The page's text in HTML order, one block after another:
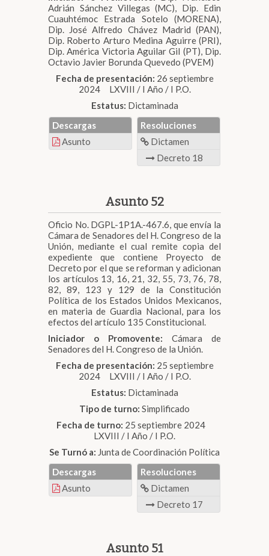
Adrián Sánchez Villegas (MC), Dip. Edin
Cuauhtémoc Estrada Sotelo (MORENA),
Dip. José Alfredo Chávez Madrid (PAN),
Dip. Roberto Arturo Medina Aguirre (PRI),
Dip. América Victoria Aguilar Gil (PT), Dip.
Octavio Javier Borunda Quevedo (PVEM)
Fecha de presentación: 26 septiembre
2024 LXVIII / I Año / I P.O.
Estatus: Dictaminada
Descargas
Asunto
Resoluciones
Dictamen
Decreto 18
Asunto 52
Oficio No. DGPL-1P1A.-467.6, que envía la
Cámara de Senadores del H. Congreso de la
Unión, mediante el cual remite copia del
expediente que contiene Proyecto de
Decreto por el que se reforman y adicionan
los artículos 13, 16, 21, 32, 55, 73, 76, 78,
82, 89, 123 y 129 de la Constitución
Política de los Estados Unidos Mexicanos,
en materia de Guardia Nacional, para los
efectos del artículo 135 Constitucional.
Iniciador o Promovente: Cámara de
Senadores del H. Congreso de la Unión.
Fecha de presentación: 25 septiembre
2024 LXVIII / I Año / I P.O.
Estatus: Dictaminada
Tipo de turno: Simplificado
Fecha de turno: 25 septiembre 2024
LXVIII / I Año / I P.O.
Se Turnó a: Junta de Coordinación Política
Descargas
Asunto
Resoluciones
Dictamen
Decreto 17
Asunto 51